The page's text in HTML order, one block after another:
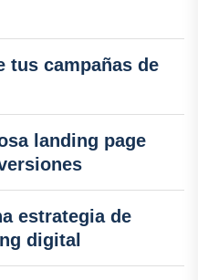
tus campañas de
landing page
estrategia de
digital